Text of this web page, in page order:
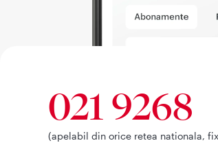
021 9268
(apelabil din orice retea nationala,